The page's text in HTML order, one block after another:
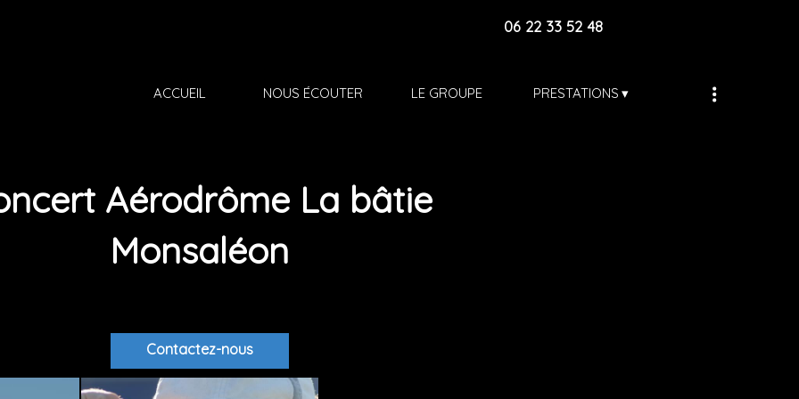
06 22 33 52 48
ACCUEIL NOUS ÉCOUTER LE GROUPE PRESTATIONS
Aérodrôme La bâtie
Monsaléon
Contactez-nous